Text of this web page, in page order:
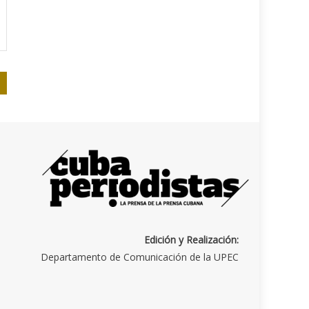
Edición y Realización:
Departamento de Comunicación de la UPEC